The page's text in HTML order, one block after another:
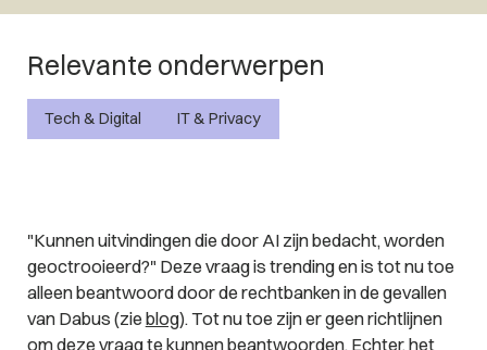
Relevante onderwerpen
Tech & Digital IT & Privacy
"Kunnen uitvindingen die door AI zijn bedacht, worden
geoctrooieerd?" Deze vraag is trending en is tot nu toe
alleen beantwoord door de rechtbanken in de gevallen
van Dabus (zie blog). Tot nu toe zijn er geen richtlijnen
om deze vraag te kunnen beantwoorden. Echter, het